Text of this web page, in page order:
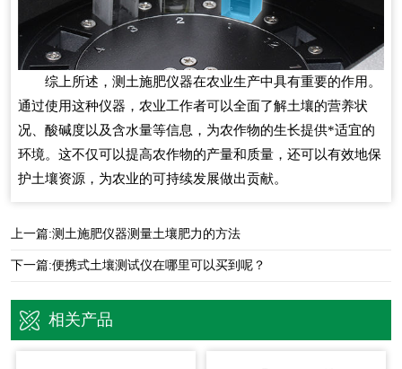
综上所述，测土施肥仪器在农业生产中具有重要的作用。
通过使用这种仪器，农业工作者可以全面了解土壤的营养状
况、酸碱度以及含水量等信息，为农作物的生长提供*适宜的
环境。这不仅可以提高农作物的产量和质量，还可以有效地保
护土壤资源，为农业的可持续发展做出贡献。
上一篇:测土施肥仪器测量土壤肥力的方法
下一篇:便携式土壤测试仪在哪里可以买到呢？
相关产品